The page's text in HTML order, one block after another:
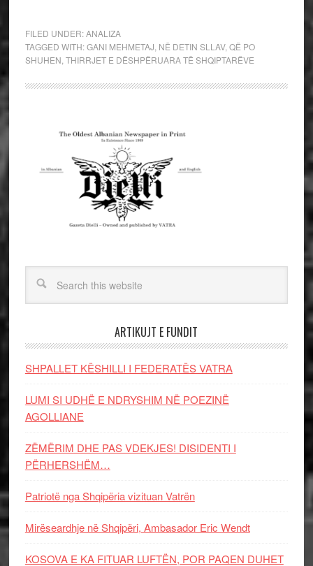
FILED UNDER:ANALIZA
TAGGED WITH:GANI MEHMETAJ NË DETIN SLLAV, QË PO
SHUHEN THIRRJET E DËSHPËRUARA TË SHQIPTARËVE
ARTIKUJT E FUNDIT
SHPALLET KËSHILLI I FEDERATËS VATRA
LUMI SI UDHË E NDRYSHIM NË POEZINË
AGOLLIANE
ZËMËRIM DHE PAS VDEKJES! DISIDENTI I
PËRHERSHËM…
Patriotë nga Shqipëria vizituan Vatrën
Mirëseardhje në Shqipëri, Ambasador Eric Wendt
KOSOVA E KA FITUAR LUFTËN, POR PAQEN DUHET